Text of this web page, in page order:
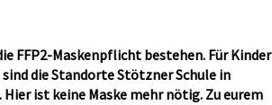
FFP2-Maskenpflicht bestehen. Für Kinder
die Standorte Stötzner Schule in
ist keine Maske mehr nötig. Zu eurem